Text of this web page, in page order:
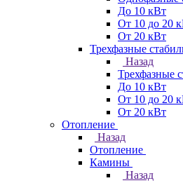
До 10 кВт
От 10 до 20
От 20 кВт
Трехфазные
Назад
Трехфазные
До 10 кВт
От 10 до 20
От 20 кВт
Отопление
Назад
Отопление
Камины
Назад